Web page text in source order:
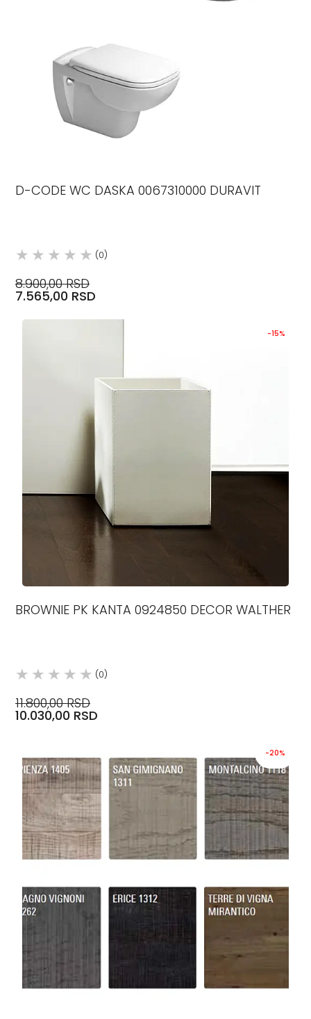
D-CODE WC DASKA 0067310000 DURAVIT
(0)
8.900,00 RSD
7.565,00 RSD
-15%
BROWNIE PK KANTA 0924850 DECOR WALTHER
(0)
11.800,00 RSD
10.030,00 RSD
-20%